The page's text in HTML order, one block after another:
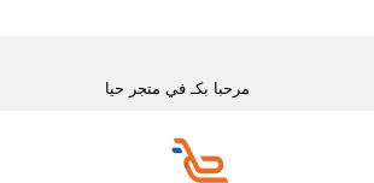
مرحبا بكـ في متجر حيا